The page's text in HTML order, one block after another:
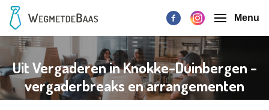
Menu
Uit Vergaderen in Knokke-Duinbergen -
vergaderbreaks en arrangementen